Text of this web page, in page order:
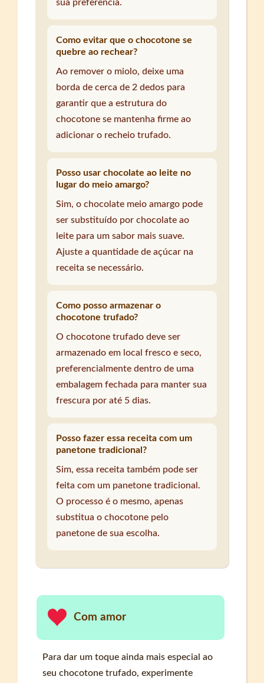
sua preferência.
Como evitar que o chocotone se
quebre ao rechear?
Ao remover o miolo, deixe uma
borda de cerca de 2 dedos para
garantir que a estrutura do
chocotone se mantenha firme ao
adicionar o recheio trufado.
Posso usar chocolate ao leite no
lugar do meio amargo?
Sim, o chocolate meio amargo pode
ser substituído por chocolate ao
leite para um sabor mais suave.
Ajuste a quantidade de açúcar na
receita se necessário.
Como posso armazenar o
chocotone trufado?
O chocotone trufado deve ser
armazenado em local fresco e seco,
preferencialmente dentro de uma
embalagem fechada para manter sua
frescura por até 5 dias.
Posso fazer essa receita com um
panetone tradicional?
Sim, essa receita também pode ser
feita com um panetone tradicional.
O processo é o mesmo, apenas
substitua o chocotone pelo
panetone de sua escolha.
Com amor
Para dar um toque ainda mais especial ao
seu chocotone trufado, experimente